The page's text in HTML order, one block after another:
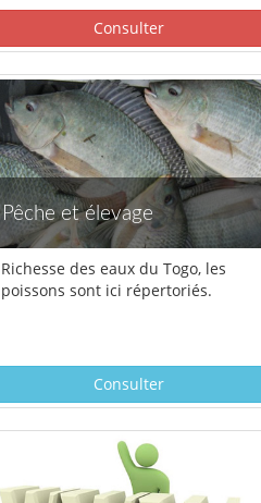
Consulter
Pêche et élevage
Richesse des eaux du Togo, les
poissons sont ici répertoriés.
Consulter